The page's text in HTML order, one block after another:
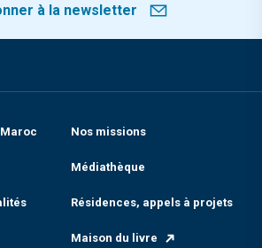
à la newsletter
Nos missions
Médiathèque
Résidences, appels à projets
Maison du livre